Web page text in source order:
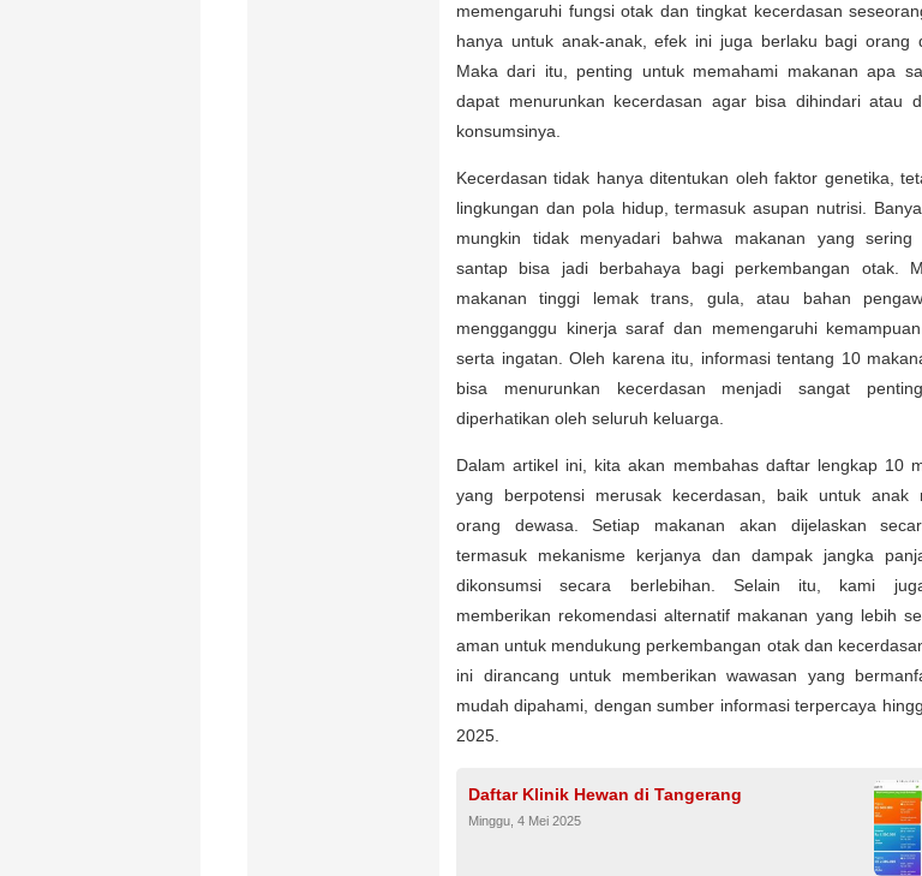
memengaruhi fungsi otak dan tingkat kecerdasan
hanya untuk anak-anak, efek ini juga berlaku bagi orang
Maka dari itu, penting untuk memahami makanan apa
dapat menurunkan kecerdasan agar bisa dihindari atau
konsumsinya.
Kecerdasan tidak hanya ditentukan oleh faktor genetika,
lingkungan dan pola hidup, termasuk asupan nutrisi.
mungkin tidak menyadari bahwa makanan yang sering
santap bisa jadi berbahaya bagi perkembangan otak.
makanan tinggi lemak trans, gula, atau bahan
mengganggu kinerja saraf dan memengaruhi
serta ingatan. Oleh karena itu, informasi tentang 10
bisa menurunkan kecerdasan menjadi sangat
diperhatikan oleh seluruh keluarga.
Dalam artikel ini, kita akan membahas daftar lengkap 10
yang berpotensi merusak kecerdasan, baik untuk anak
orang dewasa. Setiap makanan akan dijelaskan
termasuk mekanisme kerjanya dan dampak jangka
dikonsumsi secara berlebihan. Selain itu, kami
memberikan rekomendasi alternatif makanan yang lebih
aman untuk mendukung perkembangan otak dan
ini dirancang untuk memberikan wawasan yang
mudah dipahami, dengan sumber informasi terpercaya
2025.
Daftar Klinik Hewan di Tangerang
Minggu, 4 Mei 2025